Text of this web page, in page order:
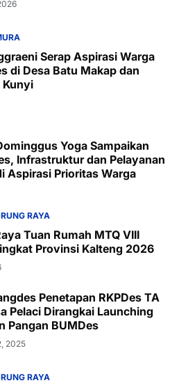
Serap Aspirasi Warga
di Desa Batu Makap dan
Kunyi
Yoga Sampaikan
Infrastruktur dan Pelayanan
Aspirasi Prioritas Warga
RAYA
Tuan Rumah MTQ VIII
Provinsi Kalteng 2026
Penetapan RKPDes TA
Pelaci Dirangkai Launching
Pangan BUMDes
2025
RAYA